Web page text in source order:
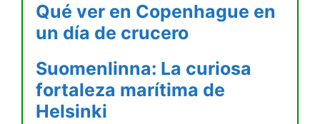
Qué ver en Copenhague en
un día de crucero
Suomenlinna: La curiosa
fortaleza marítima de
Helsinki